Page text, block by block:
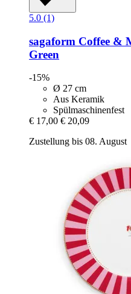
5.0 (1)
sagaform Coffee &
Green
-15%
Ø 27 cm
Aus Keramik
Spülmaschinenfest
€ 17,00 € 20,09
Zustellung bis 08. August